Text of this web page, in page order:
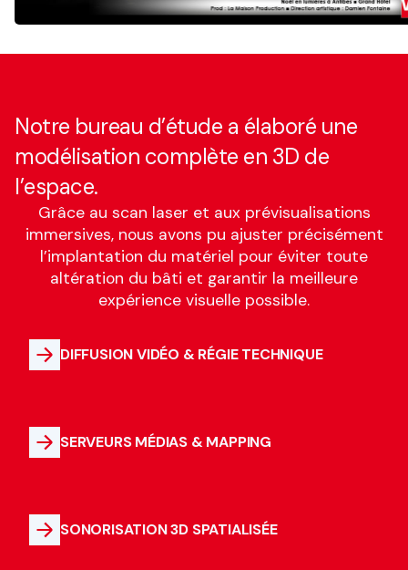
Notre bureau d’étude a élaboré une
modélisation complète en 3D de
l’espace.
Grâce au scan laser et aux prévisualisations
immersives, nous avons pu ajuster précisément
l’implantation du matériel pour éviter toute
altération du bâti et garantir la meilleure
expérience visuelle possible.
DIFFUSION VIDÉO & RÉGIE TECHNIQUE
SERVEURS MÉDIAS & MAPPING
SONORISATION 3D SPATIALISÉE